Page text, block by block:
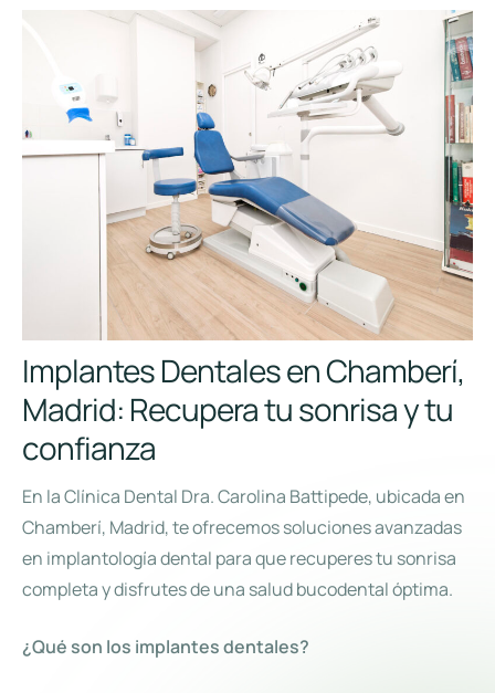
Implantes Dentales en Chamberí,
Madrid: Recupera tu sonrisa y tu
confianza
En la Clínica Dental Dra. Carolina Battipede, ubicada en
Chamberí, Madrid, te ofrecemos soluciones avanzadas
en implantología dental para que recuperes tu sonrisa
completa y disfrutes de una salud bucodental óptima.
¿Qué son los implantes dentales?